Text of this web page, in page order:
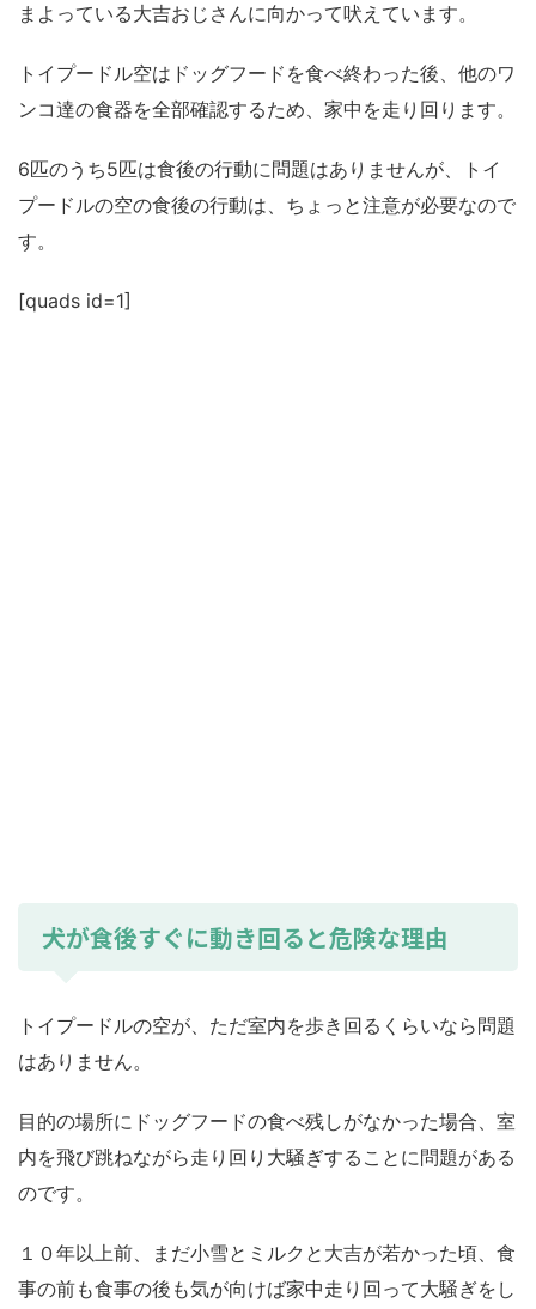
まよっている大吉おじさんに向かって吠えています。
トイプードル空はドッグフードを食べ終わった後、他のワ
ンコ達の食器を全部確認するため、家中を走り回ります。
6匹のうち5匹は食後の行動に問題はありませんが、トイ
プードルの空の食後の行動は、ちょっと注意が必要なので
す。
[quads id=1]
犬が食後すぐに動き回ると危険な理由
トイプードルの空が、ただ室内を歩き回るくらいなら問題
はありません。
目的の場所にドッグフードの食べ残しがなかった場合、室
内を飛び跳ねながら走り回り大騒ぎすることに問題がある
のです。
１０年以上前、まだ小雪とミルクと大吉が若かった頃、食
事の前も食事の後も気が向けば家中走り回って大騒ぎをし